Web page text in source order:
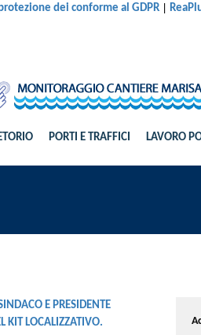
dei conforme al GDPR |
PORTI E TRAFFICI LAVORO
E PRESIDENTE
KIT LOCALIZZATIVO.